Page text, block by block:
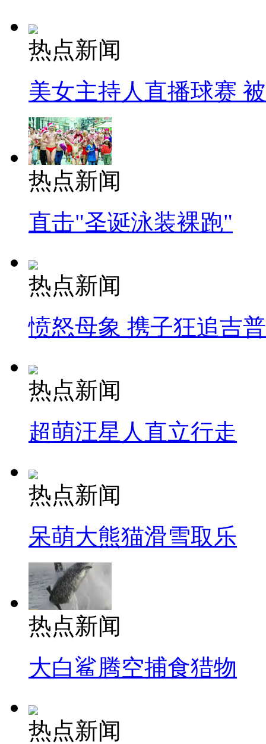
热点新闻
美女主持人直播球赛
热点新闻
直击"圣诞泳装裸跑"
热点新闻
愤怒母象 携子狂追吉
热点新闻
超萌汪星人直立行走
热点新闻
呆萌大熊猫滑雪取乐
热点新闻
大白鲨腾空捕食猎物
热点新闻